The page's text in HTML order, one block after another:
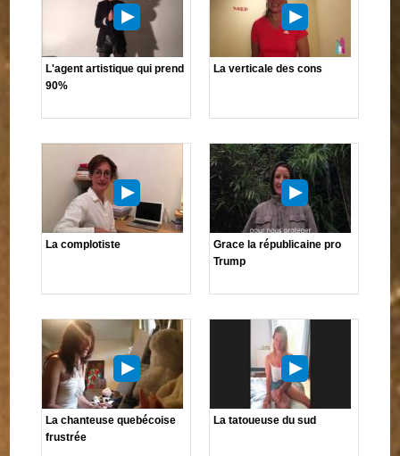
L'agent artistique qui prend
90%
La verticale des cons
La complotiste
Grace la républicaine pro
Trump
La chanteuse quebécoise
frustrée
La tatoueuse du sud